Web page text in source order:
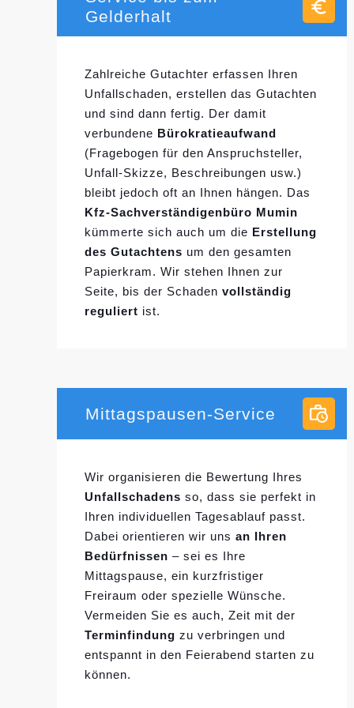
Gelderhalt
Zahlreiche Gutachter erfassen Ihren
Unfallschaden, erstellen das Gutachten
und sind dann fertig. Der damit
verbundene Bürokratieaufwand
(Fragebogen für den Anspruchsteller,
Unfall-Skizze, Beschreibungen usw.)
bleibt jedoch oft an Ihnen hängen. Das
Kfz-Sachverständigenbüro Mumin
kümmerte sich auch um die Erstellung
des Gutachtens um den gesamten
Papierkram. Wir stehen Ihnen zur
Seite, bis der Schaden vollständig
reguliert ist.
Mittagspausen-Service
Wir organisieren die Bewertung Ihres
Unfallschadens so, dass sie perfekt in
Ihren individuellen Tagesablauf passt.
Dabei orientieren wir uns an Ihren
Bedürfnissen – sei es Ihre
Mittagspause, ein kurzfristiger
Freiraum oder spezielle Wünsche.
Vermeiden Sie es auch, Zeit mit der
Terminfindung zu verbringen und
entspannt in den Feierabend starten zu
können.